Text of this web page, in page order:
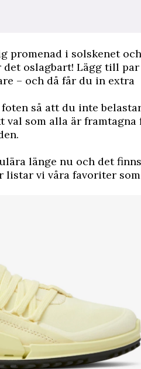
promenad i solskenet
det oslagbart! Lägg till
– och då får du in extra
så att du inte
val som alla är framtagna
länge nu och det finns
listar vi våra favoriter